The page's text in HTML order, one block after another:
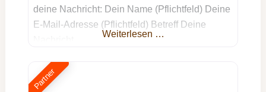
deine Nachricht: Dein Name (Pflichtfeld) Deine
E-Mail-Adresse (Pflichtfeld) Betreff Deine
Weiterlesen …
Partner